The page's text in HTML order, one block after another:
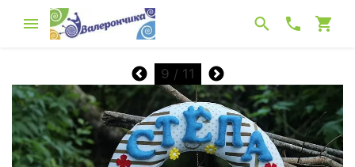
9 / 11